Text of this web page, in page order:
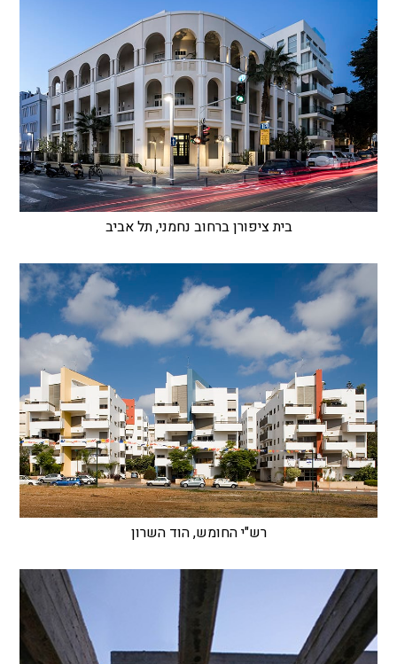
בית ציפורן ברחוב נחמני, תל אביב
רש"י החומש, הוד השרון